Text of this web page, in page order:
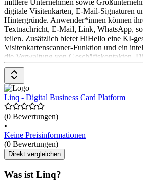
digitale Visitenkarten, E-Mail-Signaturen
Hintergründe. Anwender*innen können
Textnachricht, E-Mail, Link, WhatsApp,
teilen. Zusätzlich bietet HiHello eine KI-
Visitenkartenscanner-Funktion und ein
die Verwaltung von Geschäftskontakten.
je nach Plan, mit Optionen für
Unternehmen und Großunternehmen.
Linq - Digital Business Card Platform
(0 Bewertungen)
•
Keine Preisinformationen
(0 Bewertungen)
Direkt vergleichen
Was ist Linq?